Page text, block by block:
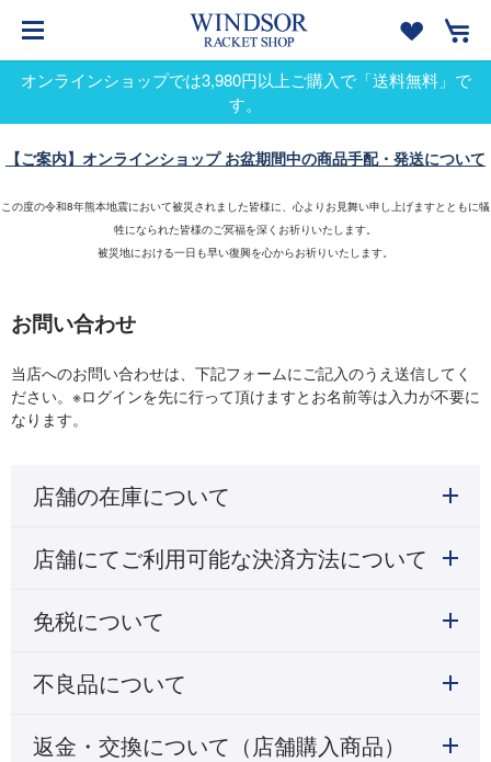
オンラインショップでは3,980円以上ご購入で「送料無料」で
す。
【ご案内】オンラインショップ お盆期間中の商品手配・発送について
この度の令和8年熊本地震において被災されました皆様に、心よりお見舞い申し上げますとともに犠
牲になられた皆様のご冥福を深くお祈りいたします。
被災地における一日も早い復興を心からお祈りいたします。
お問い合わせ
当店へのお問い合わせは、下記フォームにご記入のうえ送信してく
ださい。※ログインを先に行って頂けますとお名前等は入力が不要に
なります。
店舗の在庫について
店舗にてご利用可能な決済方法について
免税について
不良品について
返金・交換について（店舗購入商品）